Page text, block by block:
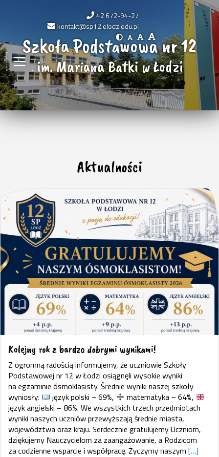
42 672-94-27
kontakt@sp12.elodz.edu.pl
Szkoła Podstawowa nr 12
im. Mariana Batki w Łodzi
Aktualności
Kolejny rok z bardzo dobrymi wynikami!
Z ogromną radością informujemy, że uczniowie Szkoły
Podstawowej nr 12 w Łodzi osiągnęli wysokie wyniki
na egzaminie ósmoklasisty. Średnie wyniki naszej szkoły
wyniosły:
język polski – 69%,
matematyka – 64%,
język angielski – 86%. We wszystkich trzech przedmiotach
wyniki naszych uczniów przewyższają średnie miasta,
województwa oraz kraju. Serdecznie gratulujemy Uczniom,
dziękujemy Nauczycielom za zaangażowanie, a Rodzicom
za codzienne wsparcie i współpracę. Życzymy naszym […]